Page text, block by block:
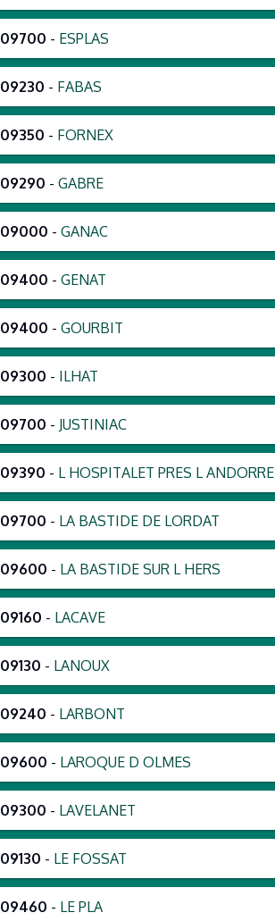
09700 - ESPLAS
09230 - FABAS
09350 - FORNEX
09290 - GABRE
09000 - GANAC
09400 - GENAT
09400 - GOURBIT
09300 - ILHAT
09700 - JUSTINIAC
09390 - L HOSPITALET PRES L ANDORRE
09700 - LA BASTIDE DE LORDAT
09600 - LA BASTIDE SUR L HERS
09160 - LACAVE
09130 - LANOUX
09240 - LARBONT
09600 - LAROQUE D OLMES
09300 - LAVELANET
09130 - LE FOSSAT
09460 - LE PLA